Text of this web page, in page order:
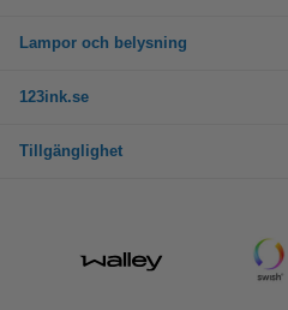
Lampor och belysning
123ink.se
Tillgänglighet